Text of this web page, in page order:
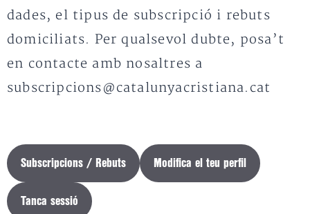
dades, el tipus de subscripció i rebuts
domiciliats. Per qualsevol dubte, posa’t
en contacte amb nosaltres a
subscripcions@catalunyacristiana.cat
Subscripcions / Rebuts Modifica el teu perfil
Tanca sessió